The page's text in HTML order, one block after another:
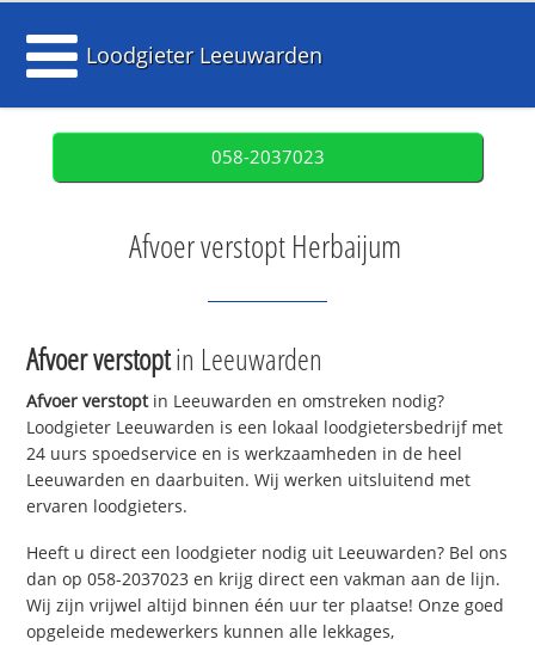
Loodgieter Leeuwarden
058-2037023
Afvoer verstopt Herbaijum
Afvoer verstoptin Leeuwarden
Afvoer verstoptin Leeuwarden en omstreken nodig?
Loodgieter Leeuwarden is een lokaal loodgietersbedrijf met
24 uurs spoedservice en is werkzaamheden in de heel
Leeuwarden en daarbuiten. Wij werken uitsluitend met
ervaren loodgieters.
Heeft u direct een loodgieter nodig uit Leeuwarden? Bel ons
dan op 058-2037023 en krijg direct een vakman aan de lijn.
Wij zijn vrijwel altijd binnen één uur ter plaatse! Onze goed
opgeleide medewerkers kunnen alle lekkages,